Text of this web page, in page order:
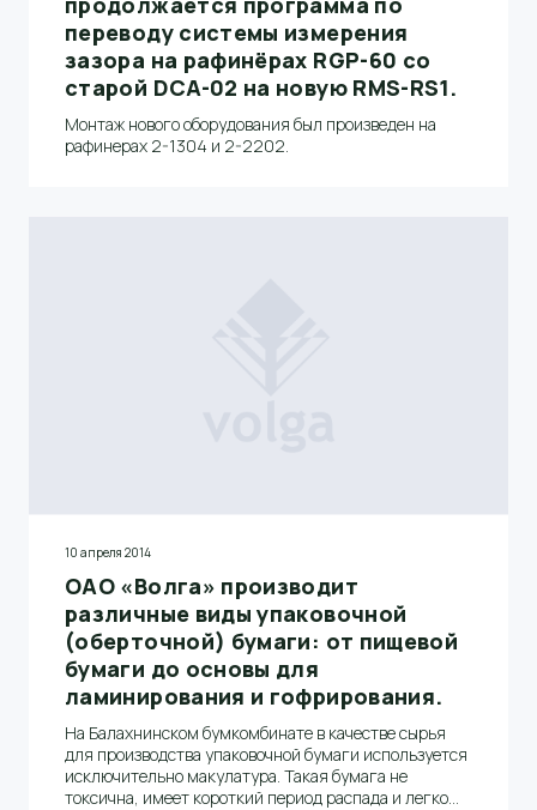
переводу системы измерения
зазора на рафинёрах RGP-60 со
старой DCA-02 на новую RMS-RS1.
Монтаж нового оборудования был произведен на
рафинерах 2-1304 и 2-2202.
10 апреля 2014
ОАО «Волга» производит
различные виды упаковочной
(оберточной) бумаги: от пищевой
бумаги до основы для
ламинирования и гофрирования.
На Балахнинском бумкомбинате в качестве сырья
для производства упаковочной бумаги используется
исключительно макулатура. Такая бумага не
токсична, имеет короткий период распада и легко